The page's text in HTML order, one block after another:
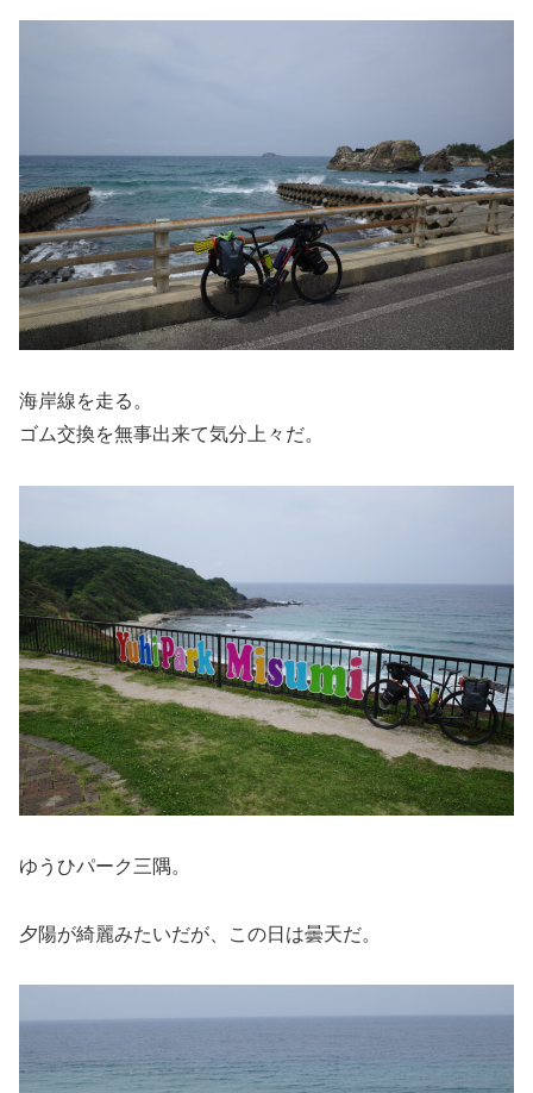
海岸線を走る。
ゴム交換を無事出来て気分上々だ。
ゆうひパーク三隅。
夕陽が綺麗みたいだが、この日は曇天だ。